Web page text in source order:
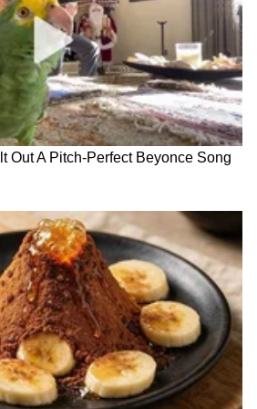
इतका होता. त्यानंतर पुन्हा भाव
दर २,३२,३३९ पर्यंत पोहोचला.
जाणून
Marriage in India: २०४७ पर्यंत
भारतातून लग्न व्यवस्था संपणार?
काय सांगतोय नवा ट्रेंड आणि तरुण
पिढीचा विचार; नक्की वाचा!